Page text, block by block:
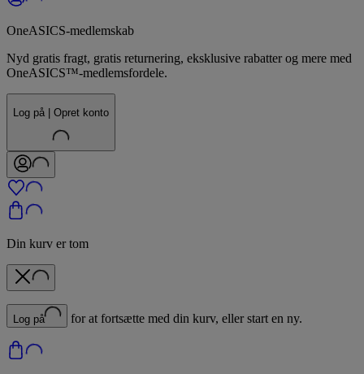
OneASICS-medlemskab
Nyd gratis fragt, gratis returnering, eksklusive rabatter og mere med
OneASICS™-medlemsfordele.
Log på | Opret konto
Din kurv er tom
Log på for at fortsætte med din kurv, eller start en ny.